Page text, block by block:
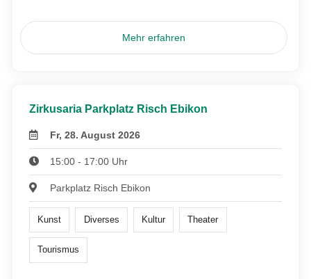
Mehr erfahren
Zirkusaria Parkplatz Risch Ebikon
Fr, 28. August 2026
15:00 - 17:00 Uhr
Parkplatz Risch Ebikon
Kunst Diverses Kultur Theater
Tourismus